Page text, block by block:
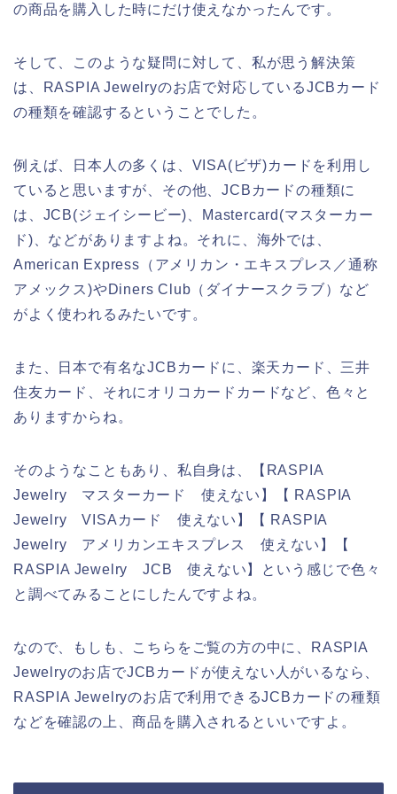
の商品を購入した時にだけ使えなかったんです。
そして、このような疑問に対して、私が思う解決策
は、RASPIA Jewelryのお店で対応しているJCBカード
の種類を確認するということでした。
例えば、日本人の多くは、VISA(ビザ)カードを利用し
ていると思いますが、その他、JCBカードの種類に
は、JCB(ジェイシービー)、Mastercard(マスターカー
ド)、などがありますよね。それに、海外では、
American Express（アメリカン・エキスプレス／通称
アメックス)やDiners Club（ダイナースクラブ）など
がよく使われるみたいです。
また、日本で有名なJCBカードに、楽天カード、三井
住友カード、それにオリコカードカードなど、色々と
ありますからね。
そのようなこともあり、私自身は、【RASPIA
Jewelry マスターカード 使えない】【 RASPIA
Jewelry VISAカード 使えない】【 RASPIA
Jewelry アメリカンエキスプレス 使えない】【
RASPIA Jewelry JCB 使えない】という感じで色々
と調べてみることにしたんですよね。
なので、もしも、こちらをご覧の方の中に、RASPIA
Jewelryのお店でJCBカードが使えない人がいるなら、
RASPIA Jewelryのお店で利用できるJCBカードの種類
などを確認の上、商品を購入されるといいですよ。